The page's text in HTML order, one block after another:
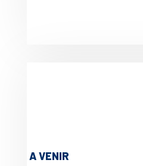
A VENIR